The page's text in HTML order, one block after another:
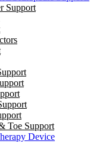
Support
Toe Support
Device